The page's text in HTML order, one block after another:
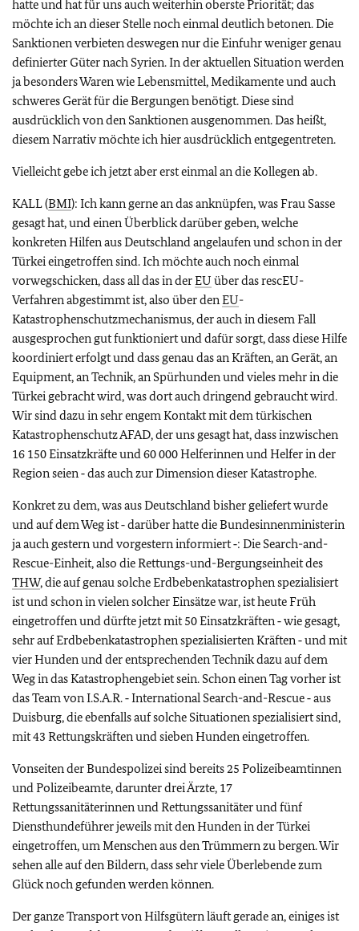
hatte und hat für uns auch weiterhin oberste Priorität; das
möchte ich an dieser Stelle noch einmal deutlich betonen. Die
Sanktionen verbieten deswegen nur die Einfuhr weniger genau
definierter Güter nach Syrien. In der aktuellen Situation werden
ja besonders Waren wie Lebensmittel, Medikamente und auch
schweres Gerät für die Bergungen benötigt. Diese sind
ausdrücklich von den Sanktionen ausgenommen. Das heißt,
diesem Narrativ möchte ich hier ausdrücklich entgegentreten.
Vielleicht gebe ich jetzt aber erst einmal an die Kollegen ab.
KALL (BMI): Ich kann gerne an das anknüpfen, was Frau Sasse
gesagt hat, und einen Überblick darüber geben, welche
konkreten Hilfen aus Deutschland angelaufen und schon in der
Türkei eingetroffen sind. Ich möchte auch noch einmal
vorwegschicken, dass all das in derEU über das rescEU-
Verfahren abgestimmt ist, also über denEU-
Katastrophenschutzmechanismus, der auch in diesem Fall
ausgesprochen gut funktioniert und dafür sorgt, dass diese Hilfe
koordiniert erfolgt und dass genau das an Kräften, an Gerät, an
Equipment, an Technik, an Spürhunden und vieles mehr in die
Türkei gebracht wird, was dort auch dringend gebraucht wird.
Wir sind dazu in sehr engem Kontakt mit dem türkischen
Katastrophenschutz AFAD, der uns gesagt hat, dass inzwischen
16 150 Einsatzkräfte und 60 000 Helferinnen und Helfer in der
Region seien ‑ das auch zur Dimension dieser Katastrophe.
Konkret zu dem, was aus Deutschland bisher geliefert wurde
und auf dem Weg ist ‑ darüber hatte die Bundesinnenministerin
ja auch gestern und vorgestern informiert ‑: Die Search-and-
Rescue-Einheit, also die Rettungs-und-Bergungseinheit des
THW, die auf genau solche Erdbebenkatastrophen spezialisiert
ist und schon in vielen solcher Einsätze war, ist heute Früh
eingetroffen und dürfte jetzt mit 50 Einsatzkräften ‑ wie gesagt,
sehr auf Erdbebenkatastrophen spezialisierten Kräften ‑ und mit
vier Hunden und der entsprechenden Technik dazu auf dem
Weg in das Katastrophengebiet sein. Schon einen Tag vorher ist
das Team von I.S.A.R. ‑ International Search-and-Rescue ‑ aus
Duisburg, die ebenfalls auf solche Situationen spezialisiert sind,
mit 43 Rettungskräften und sieben Hunden eingetroffen.
Vonseiten der Bundespolizei sind bereits 25 Polizeibeamtinnen
und Polizeibeamte, darunter drei Ärzte, 17
Rettungssanitäterinnen und Rettungssanitäter und fünf
Diensthundeführer jeweils mit den Hunden in der Türkei
eingetroffen, um Menschen aus den Trümmern zu bergen. Wir
sehen alle auf den Bildern, dass sehr viele Überlebende zum
Glück noch gefunden werden können.
Der ganze Transport von Hilfsgütern läuft gerade an, einiges ist